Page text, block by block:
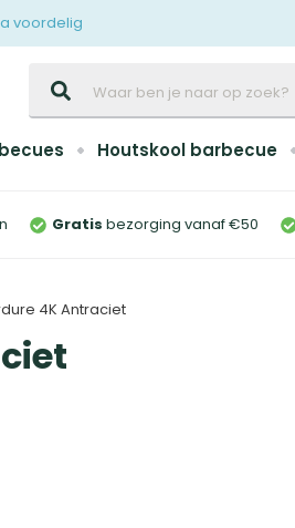
voordelig
Houtskool barbecue
Gratis bezorging vanaf €50
4K Antraciet